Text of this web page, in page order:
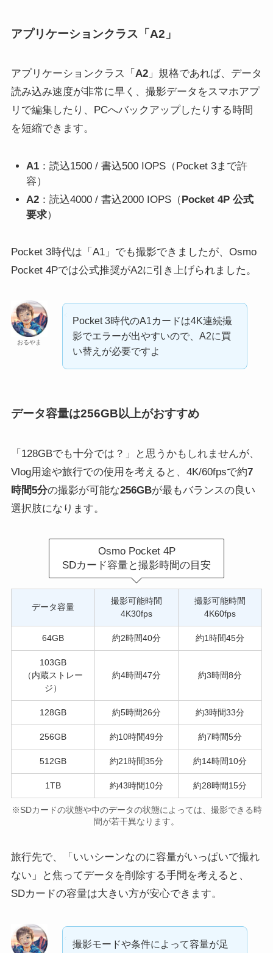
アプリケーションクラス「A2」
アプリケーションクラス「 A2」規格であれば、データ
読み込み速度が非常に早く、撮影データをスマホアプ
リで編集したり、PCへバックアップしたりする時間
を短縮できます。
A1 ：読込1500 / 書込500 IOPS（Pocket 3まで許
容）
A2 ：読込4000 / 書込2000 IOPS（Pocket 4P 公式
要求）
Pocket 3時代は「A1」でも撮影できましたが、Osmo
Pocket 4Pでは公式推奨がA2に引き上げられました。
おるやま
Pocket 3時代のA1カードは4K連続撮
影でエラーが出やすいので、A2に買
い替えが必要ですよ
データ容量は256GB以上がおすすめ
「128GBでも十分では？」と思うかもしれませんが、
Vlog用途や旅行での使用を考えると、4K/60fpsで約7
時間5分の撮影が可能な256GBが最もバランスの良い
選択肢になります。
Osmo Pocket 4P
SDカード容量と撮影時間の目安
データ容量
撮影可能時間
4K30fps
撮影可能時間
4K60fps
64GB 約2時間40分 約1時間45分
103GB
（内蔵ストレー
ジ）
約4時間47分 約3時間8分
128GB 約5時間26分 約3時間33分
256GB 約10時間49分 約7時間5分
512GB 約21時間35分 約14時間10分
1TB 約43時間10分 約28時間15分
※SDカードの状態や中のデータの状態によっては、撮影できる時
間が若干異なります。
旅行先で、「いいシーンなのに容量がいっぱいで撮れ
ない」と焦ってデータを削除する手間を考えると、
SDカードの容量は大きい方が安心できます。
撮影モードや条件によって容量が足